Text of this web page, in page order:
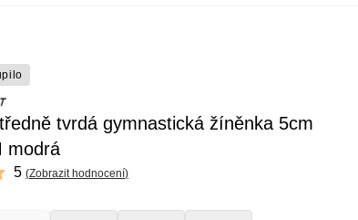
tvrdá gymnastická žíněnka 5cm
modrá
5 (Zobrazit hodnocení)